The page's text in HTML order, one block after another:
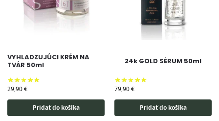
VYHLADZUJÚCI KRÉM NA
TVÁR 50ml
29,90€
Pridať do košíka
24k GOLD SÉRUM 50ml
79,90€
Pridať do košíka